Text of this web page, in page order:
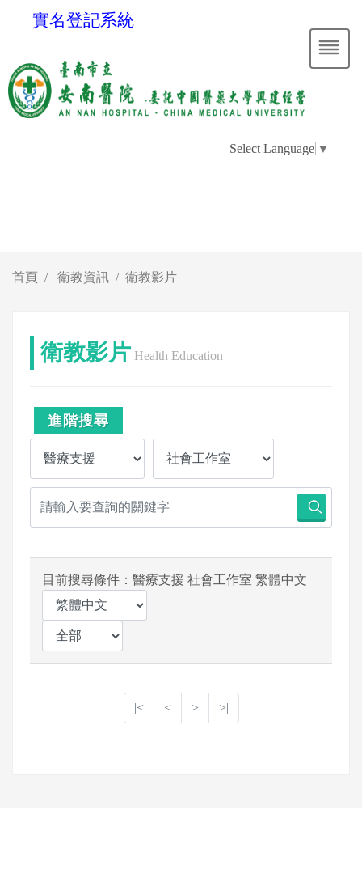
實名登記系統
Select Language ▼
首頁 衛教資訊 衛教影片
衛教影片 Health Education
進階搜尋
目前搜尋條件：醫療支援 社會工作室 繁體中文
|< < > >|